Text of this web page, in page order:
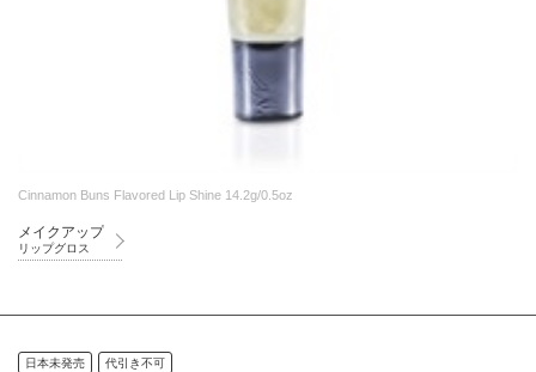
Cinnamon Buns Flavored Lip Shine 14.2g/0.5oz
メイクアップ
リップグロス
日本未発売 代引き不可